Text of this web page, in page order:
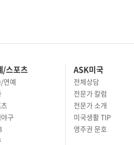
스포츠
예
구
ASK미국
전체상담
전문가 칼럼
전문가 소개